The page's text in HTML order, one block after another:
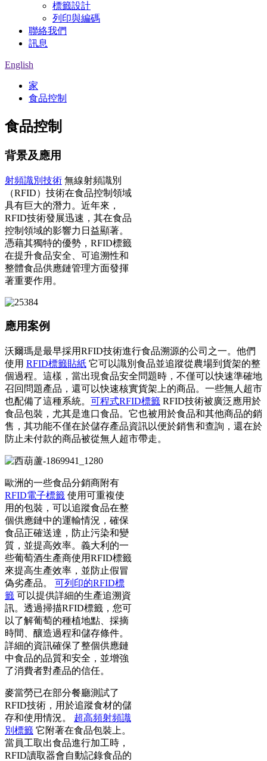
標籤設計
列印與編碼
聯絡我們
訊息
English
家
食品控制
食品控制
背景及應用
射頻識別技術 無線射頻識別
（RFID）技術在食品控制領域
具有巨大的潛力。近年來，
RFID技術發展迅速，其在食品
控制領域的影響力日益顯著。
憑藉其獨特的優勢，RFID標籤
在提升食品安全、可追溯性和
整體食品供應鏈管理方面發揮
著重要作用。
應用案例
沃爾瑪是最早採用RFID技術進行食品溯源的公司之一。他們
使用 RFID標籤貼紙 它可以識別食品並追蹤從農場到貨架的整
個過程。這樣，當出現食品安全問題時，不僅可以快速準確地
召回問題產品，還可以快速核實貨架上的商品。一些無人超市
也配備了這種系統。 可程式RFID標籤 RFID技術被廣泛應用於
食品包裝，尤其是進口食品。它也被用於食品和其他商品的銷
售，其功能不僅在於儲存產品資訊以便於銷售和查詢，還在於
防止未付款的商品被從無人超市帶走。
歐洲的一些食品分銷商附有
RFID電子標籤 使用可重複使
用的包裝，可以追蹤食品在整
個供應鏈中的運輸情況，確保
食品正確送達，防止污染和變
質，並提高效率。義大利的一
些葡萄酒生產商使用RFID標籤
來提高生產效率，並防止假冒
偽劣產品。 可列印的RFID標
籤 可以提供詳細的生產追溯資
訊。透過掃描RFID標籤，您可
以了解葡萄的種植地點、採摘
時間、釀造過程和儲存條件。
詳細的資訊確保了整個供應鏈
中食品的品質和安全，並增強
了消費者對產品的信任。
麥當勞已在部分餐廳測試了
RFID技術，用於追蹤食材的儲
存和使用情況。 超高頻射頻識
別標籤 它附著在食品包裝上。
當員工取出食品進行加工時，
RFID讀取器會自動記錄食品的